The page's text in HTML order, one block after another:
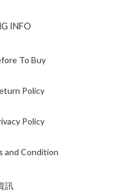
INFO
To Buy
Policy
Policy
and Condition
訊